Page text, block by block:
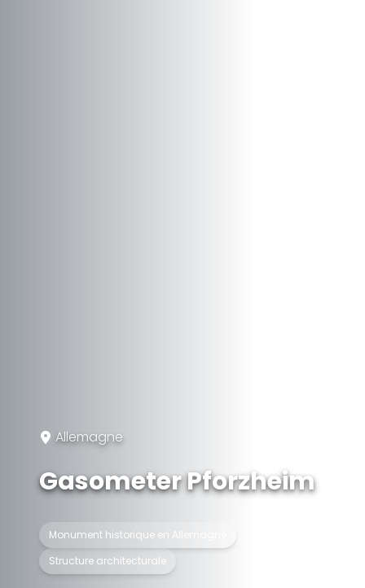
Allemagne
Gasometer Pforzheim
Monument historique en Allemagne
Structure architecturale